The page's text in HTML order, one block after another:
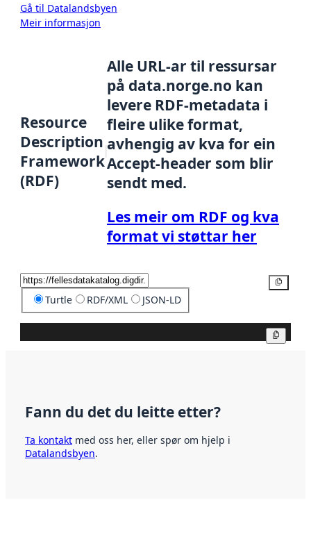
Gå til Datalandsbyen
Meir informasjon
Resource
Description
Framework
(RDF)
Alle URL-ar til ressursar
på data.norge.no kan
levere RDF-metadata i
fleire ulike format,
avhengig av kva for ein
Accept-header som blir
sendt med.
Les meir om RDF og kva
format vi støttar her
Turtle RDF/XML JSON-LD
Fann du det du leitte etter?
Ta kontakt med oss her, eller spør om hjelp i
Datalandsbyen.